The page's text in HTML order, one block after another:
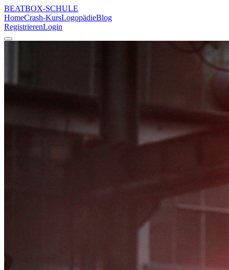
BEATBOX-SCHULE
HomeCrash-KursLogopädieBlog
RegistrierenLogin